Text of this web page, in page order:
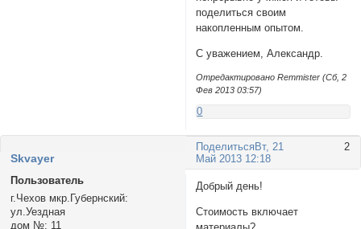
поделиться своим
накопленным опытом.
С уважением, Александр.
Отредактировано Remmister (Сб, 2
Фев 2013 03:57)
0
Поделиться 2
Вт, 21
Май 2013 12:18
Skvayer
Пользователь
г.Чехов мкр.Губернский:
ул.Уездная
дом №: 11
Добрый день!
Стоимость включает